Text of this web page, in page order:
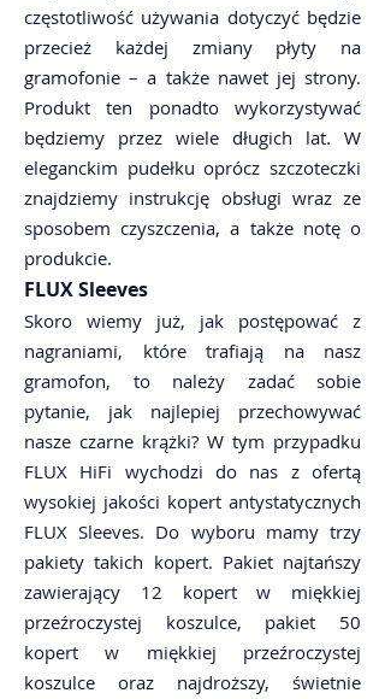
częstotliwość używania dotyczyć będzie
przecież każdej zmiany płyty na
gramofonie – a także nawet jej strony.
Produkt ten ponadto wykorzystywać
będziemy przez wiele długich lat. W
eleganckim pudełku oprócz szczoteczki
znajdziemy instrukcję obsługi wraz ze
sposobem czyszczenia, a także notę o
produkcie.
FLUX Sleeves
Skoro wiemy już, jak postępować z
nagraniami, które trafiają na nasz
gramofon, to należy zadać sobie
pytanie, jak najlepiej przechowywać
nasze czarne krążki? W tym przypadku
FLUX HiFi wychodzi do nas z ofertą
wysokiej jakości kopert antystatycznych
FLUX Sleeves. Do wyboru mamy trzy
pakiety takich kopert. Pakiet najtańszy
zawierający 12 kopert w miękkiej
przeźroczystej koszulce, pakiet 50
kopert w miękkiej przeźroczystej
koszulce oraz najdroższy, świetnie